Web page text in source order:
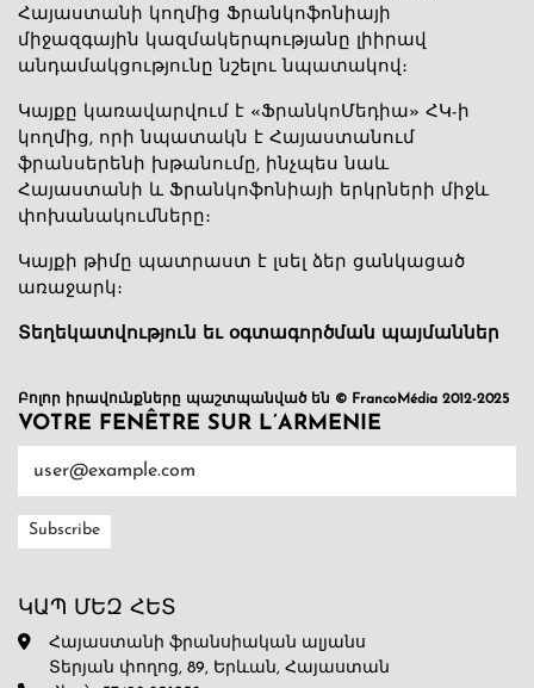
Հայաստանի կողմից Ֆրանկոֆոնիայի
միջազգային կազմակերպությանը լիիրավ
անդամակցությունը նշելու նպատակով։
Կայքը կառավարվում է «ՖրանկոՄեդիա» ՀԿ-ի
կողմից, որի նպատակն է Հայաստանում
ֆրանսերենի խթանումը, ինչպես նաև
Հայաստանի և Ֆրանկոֆոնիայի երկրների միջև
փոխանակումները։
Կայքի թիմը պատրաստ է լսել ձեր ցանկացած
առաջարկ։
Տեղեկատվություն եւ օգտագործման պայմաններ
Բոլոր իրավունքները պաշտպանված են © FrancoMédia 2012-2025
VOTRE FENÊTRE SUR L’ARMENIE
ԿԱՊ ՄԵԶ ՀԵՏ
Հայաստանի ֆրանսիական ալյանս
Տերյան փողոց, 89, Երևան, Հայաստան